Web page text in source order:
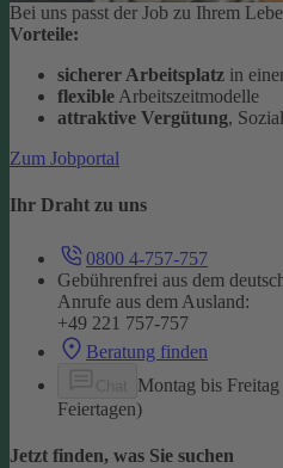
Bei uns passt der Job zu Ihrem
Vorteile:
sicherer Arbeitsplatz in
flexible Arbeitszeitmodelle
attraktive Vergütung,
Zum Jobportal
Ihr Draht zu uns
0800 4-757-757
Gebührenfrei aus dem
Anrufe aus dem Ausland:
+49 221 757-757
Beratung finden
Montag bis
Feiertagen)
Jetzt finden, was Sie suchen